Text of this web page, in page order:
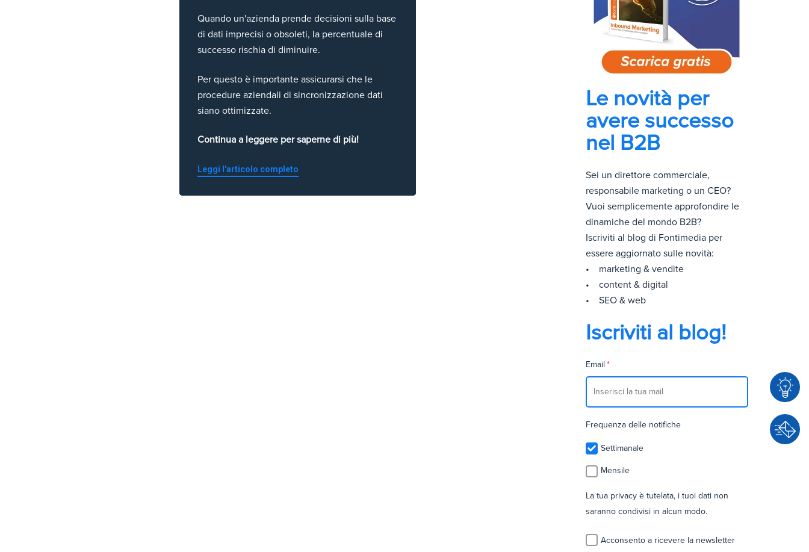
C
o
Quando un'azienda prende decisioni sulla base
di dati imprecisi o obsoleti, la percentuale di
successo rischia di diminuire.
Per questo è importante assicurarsi che le
procedure aziendali di sincronizzazione dati
siano ottimizzate.
Continua a leggere per saperne di più!
Leggi l'articolo completo
Le novità per
avere successo
nel B2B
Sei un direttore commerciale,
responsabile marketing o un CEO?
Vuoi semplicemente approfondire le
dinamiche del mondo B2B?
Iscriviti al blog di Fontimedia per
essere aggiornato sulle novità:
• marketing & vendite
• content & digital
• SEO & web
Iscriviti al blog!
Email *
Frequenza delle notifiche
Settimanale
Mensile
La tua privacy è tutelata, i tuoi dati non
saranno condivisi in alcun modo.
Acconsento a ricevere la newsletter